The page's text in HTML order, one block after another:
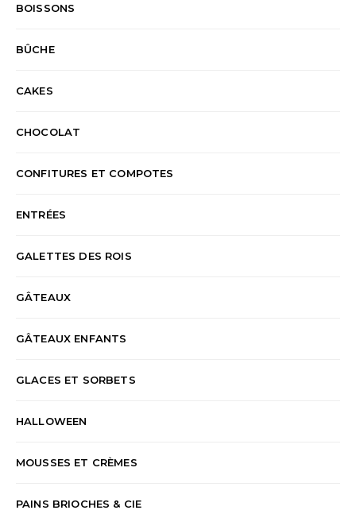
BOISSONS
BÛCHE
CAKES
CHOCOLAT
CONFITURES ET COMPOTES
ENTRÉES
GALETTES DES ROIS
GÂTEAUX
GÂTEAUX ENFANTS
GLACES ET SORBETS
HALLOWEEN
MOUSSES ET CRÈMES
PAINS BRIOCHES & CIE